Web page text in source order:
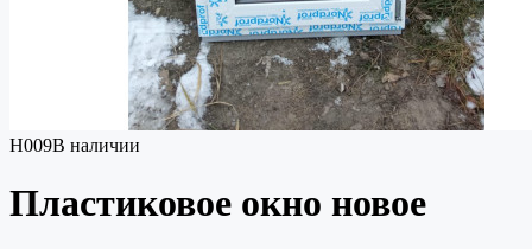
Н009В наличии
Пластиковое окно новое